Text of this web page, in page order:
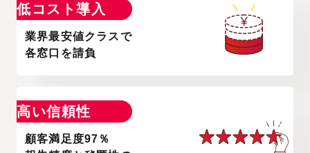
低コスト導入
業界最安値クラスで
各窓口を請負
高い信頼性
顧客満足度97％